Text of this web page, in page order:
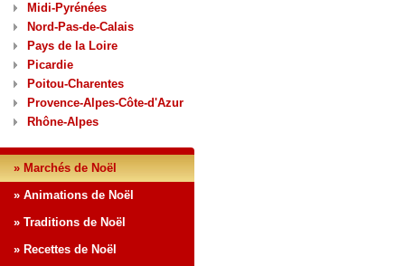
Midi-Pyrénées
Nord-Pas-de-Calais
Pays de la Loire
Picardie
Poitou-Charentes
Provence-Alpes-Côte-d'Azur
Rhône-Alpes
» Marchés de Noël
» Animations de Noël
» Traditions de Noël
» Recettes de Noël